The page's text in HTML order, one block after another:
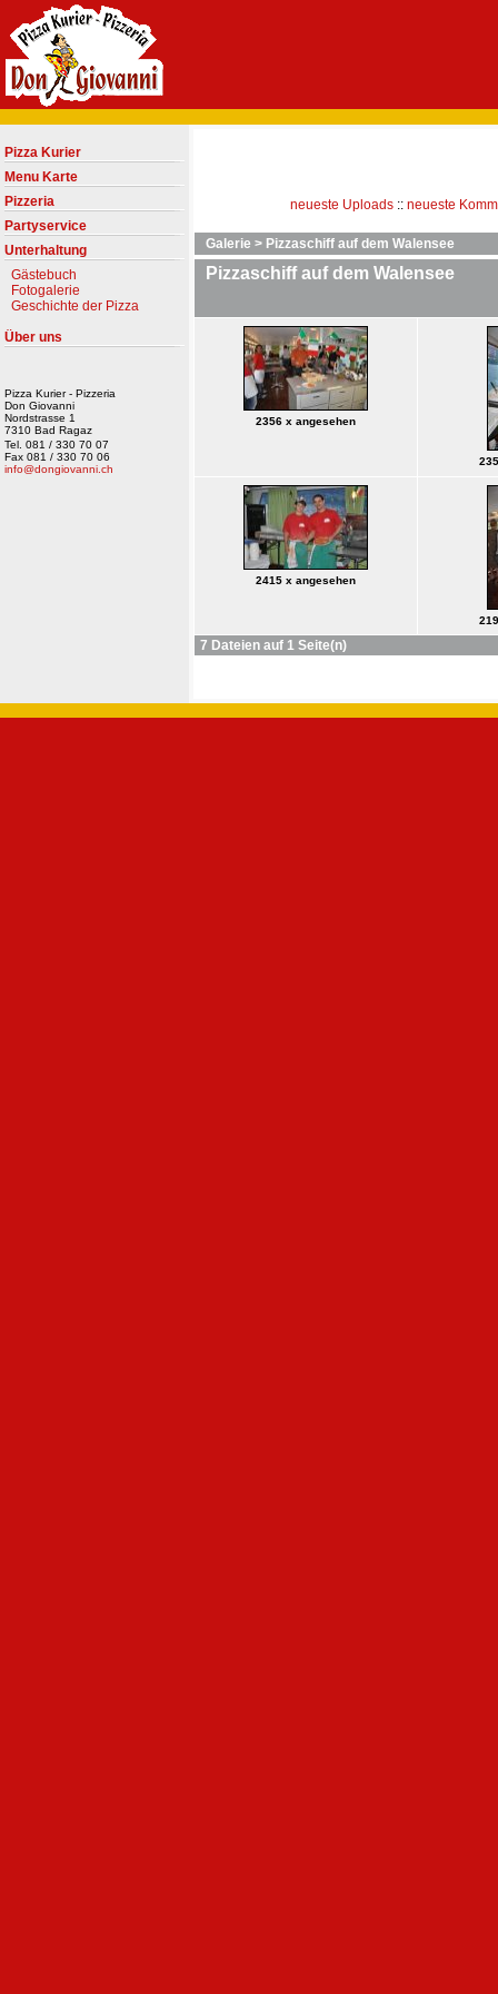
neueste Uploads :: neueste
Galerie > Pizzaschiff auf dem Walensee
Pizzaschiff auf dem Walensee
2356 x angesehen
2415 x angesehen
7 Dateien auf 1 Seite(n)
Pizza Kurier
Menu Karte
Pizzeria
Partyservice
Unterhaltung
Gästebuch
Fotogalerie
Geschichte der Pizza
Über uns
Pizza Kurier - Pizzeria
Don Giovanni
Nordstrasse 1
7310 Bad Ragaz
Tel. 081 / 330 70 07
Fax 081 / 330 70 06
info@dongiovanni.ch